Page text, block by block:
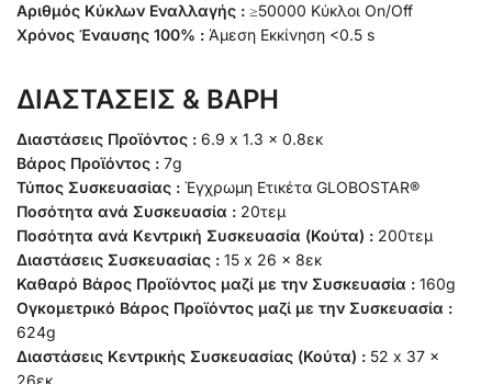
Αριθμός Κύκλων Εναλλαγής : ≥50000 Κύκλοι On/Off
Χρόνος Έναυσης 100% : Άμεση Εκκίνηση <0.5 s
ΔΙΑΣΤΑΣΕΙΣ & ΒΑΡΗ
Διαστάσεις Προϊόντος : 6.9 x 1.3 x 0.8εκ
Βάρος Προϊόντος : 7g
Τύπος Συσκευασίας : Έγχρωμη Ετικέτα GLOBOSTAR®
Ποσότητα ανά Συσκευασία : 20τεμ
Ποσότητα ανά Κεντρική Συσκευασία (Κούτα) : 200τεμ
Διαστάσεις Συσκευασίας : 15 x 26 x 8εκ
Καθαρό Βάρος Προϊόντος μαζί με την Συσκευασία : 160g
Ογκομετρικό Βάρος Προϊόντος μαζί με την Συσκευασία :
624g
Διαστάσεις Κεντρικής Συσκευασίας (Κούτα) : 52 x 37 x